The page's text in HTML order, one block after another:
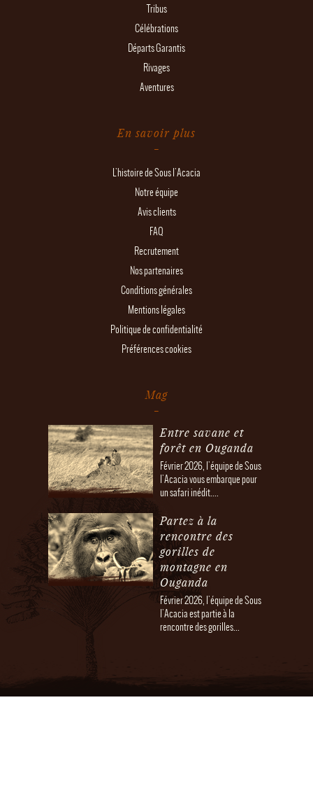
Tribus
Célébrations
Départs Garantis
Rivages
Aventures
En savoir plus
L'histoire de Sous l'Acacia
Notre équipe
Avis clients
FAQ
Recrutement
Nos partenaires
Conditions générales
Mentions légales
Politique de confidentialité
Préférences cookies
Mag
Entre savane et
forêt en Ouganda
Février 2026, l'équipe de Sous
l'Acacia vous embarque pour
un safari inédit....
Partez à la
rencontre des
gorilles de
montagne en
Ouganda
Février 2026, l'équipe de Sous
l'Acacia est partie à la
rencontre des gorilles...